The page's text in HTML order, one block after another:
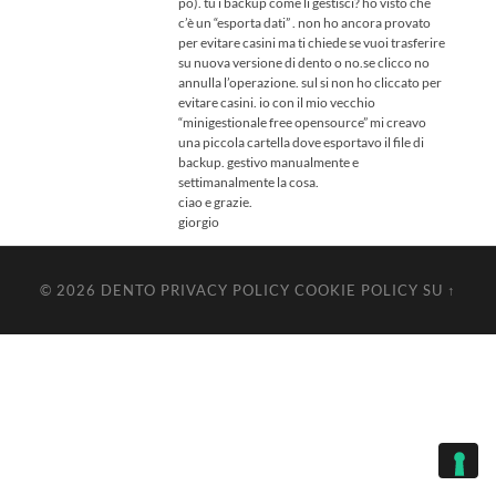
c’è un “esporta dati” . non ho ancora provato
per evitare casini ma ti chiede se vuoi trasferire
su nuova versione di dento o no.se clicco no
annulla l’operazione. sul si non ho cliccato per
evitare casini. io con il mio vecchio
“minigestionale free opensource” mi creavo
una piccola cartella dove esportavo il file di
backup. gestivo manualmente e
settimanalmente la cosa.
ciao e grazie.
giorgio
© 2026 DENTO PRIVACY POLICY COOKIE POLICY SU ↑